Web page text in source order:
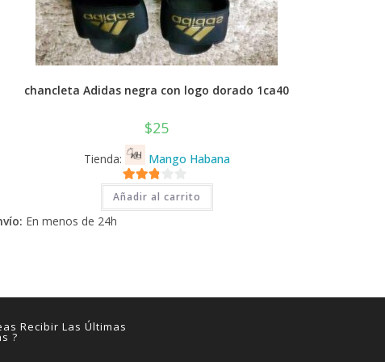
chancleta Adidas negra con logo dorado 1ca40
$25
Tienda: Mango Habana
2.71
de 5
Añadir al carrito
En menos de 24h
Recibir Las Últimas
?